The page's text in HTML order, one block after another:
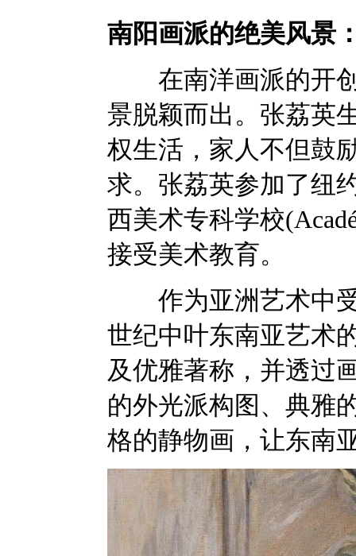
南阳画派的绝美风景
在南洋画派的开创
景脱颖而出。张荔英
权生活，家人不但鼓
求。张荔英参加了纽
西美术专科学校
接受美术教育。
作为亚洲艺术中受
世纪中叶东南亚艺术
及优雅著称，并透过
的外光派构图、典雅
格的静物画，让东南